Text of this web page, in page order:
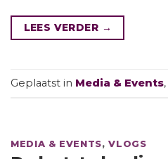
LEES VERDER →
Geplaatst in Media & Events,
MEDIA & EVENTS,VLOGS